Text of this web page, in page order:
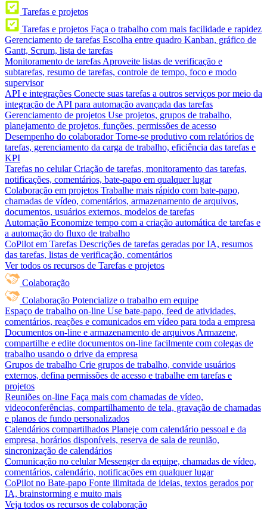
Tarefas e projetos
Tarefas e projetos Faça o trabalho com mais facilidade e rapidez
Gerenciamento de tarefas Escolha entre quadro Kanban, gráfico de
Gantt, Scrum, lista de tarefas
Monitoramento de tarefas Aproveite listas de verificação e
subtarefas, resumo de tarefas, controle de tempo, foco e modo
supervisor
API e integrações Conecte suas tarefas a outros serviços por meio da
integração de API para automação avançada das tarefas
Gerenciamento de projetos Use projetos, grupos de trabalho,
planejamento de projetos, funções, permissões de acesso
Desempenho do colaborador Torne-se produtivo com relatórios de
tarefas, gerenciamento da carga de trabalho, eficiência das tarefas e
KPI
Tarefas no celular Criação de tarefas, monitoramento das tarefas,
notificações, comentários, bate-papo em qualquer lugar
Colaboração em projetos Trabalhe mais rápido com bate-papo,
chamadas de vídeo, comentários, armazenamento de arquivos,
documentos, usuários externos, modelos de tarefas
Automação Economize tempo com a criação automática de tarefas e
a automação do fluxo de trabalho
CoPilot em Tarefas Descrições de tarefas geradas por IA, resumos
das tarefas, listas de verificação, comentários
Ver todos os recursos de Tarefas e projetos
Colaboração
Colaboração Potencialize o trabalho em equipe
Espaço de trabalho on-line Use bate-papo, feed de atividades,
comentários, reações e comunicados em vídeo para toda a empresa
Documentos on-line e armazenamento de arquivos Armazene,
compartilhe e edite documentos on-line facilmente com colegas de
trabalho usando o drive da empresa
Grupos de trabalho Crie grupos de trabalho, convide usuários
externos, defina permissões de acesso e trabalhe em tarefas e
projetos
Reuniões on-line Faça mais com chamadas de vídeo,
videoconferências, compartilhamento de tela, gravação de chamadas
e planos de fundo personalizados
Calendários compartilhados Planeje com calendário pessoal e da
empresa, horários disponíveis, reserva de sala de reunião,
sincronização de calendários
Comunicação no celular Messenger da equipe, chamadas de vídeo,
comentários, calendário, notificações em qualquer lugar
CoPilot no Bate-papo Fonte ilimitada de ideias, textos gerados por
IA, brainstorming e muito mais
Veja todos os recursos de colaboração